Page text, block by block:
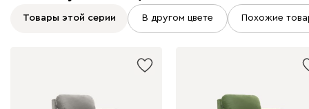
Товары этой серии В другом цвете Похожие